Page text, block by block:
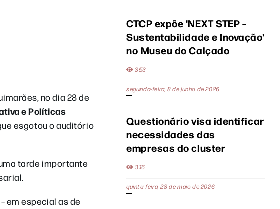
no dia 28 de
e Políticas
esgotou o auditório
tarde importante
em especial as de
CTCP expõe 'NEXT STEP –
Sustentabilidade e Inovação'
no Museu do Calçado
353
segunda-feira, 8 de junho de 2026
Questionário visa identificar
necessidades das
empresas do cluster
316
quinta-feira, 28 de maio de 2026